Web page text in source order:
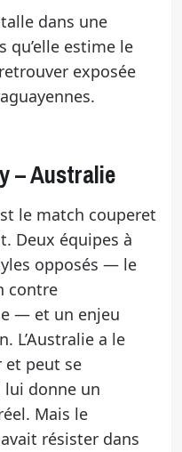
dans une
qu’elle estime le
exposée
– Australie
le match couperet
Deux équipes à
opposés — le
contre
— et un enjeu
L’Australie a le
et peut se
lui donne un
Mais le
résister dans